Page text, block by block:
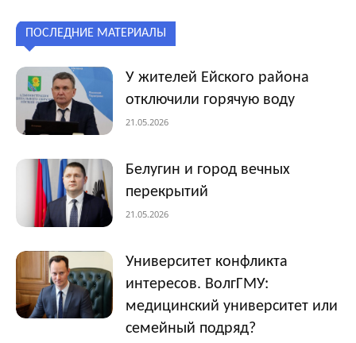
ПОСЛЕДНИЕ МАТЕРИАЛЫ
У жителей Ейского района
отключили горячую воду
21.05.2026
Белугин и город вечных
перекрытий
21.05.2026
Университет конфликта
интересов. ВолгГМУ:
медицинский университет или
семейный подряд?